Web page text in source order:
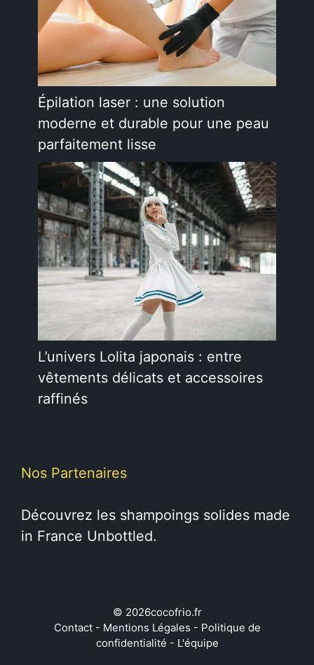
Épilation laser : une solution
moderne et durable pour une peau
parfaitement lisse
L’univers Lolita japonais : entre
vêtements délicats et accessoires
raffinés
Nos Partenaires
Découvrez les shampoings solides made
in France Unbottled.
© 2026cocofrio.fr
Contact- Mentions Légales - Politique de
confidentialité - L'équipe